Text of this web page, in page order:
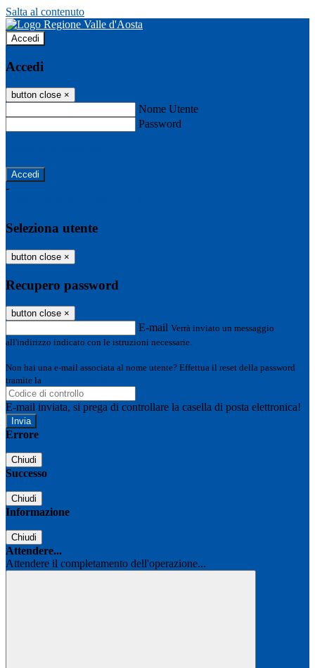
Salta al contenuto
Accedi
Accedi
button close ×
Nome Utente
Password
-
Seleziona utente
button close ×
Recupero password
button close ×
E-mail Verrà inviato un messaggio
all'indirizzo indicato con le istruzioni necessarie.
Non hai una e-mail associata al nome utente? Effettua il reset della password
tramite la
E-mail inviata, si prega di controllare la casella di posta elettronica!
Errore
Chiudi
Successo
Chiudi
Informazione
Chiudi
Attendere...
Attendere il completamento dell'operazione...